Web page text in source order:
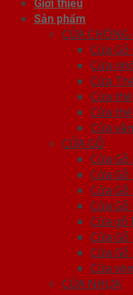
Giới thiệu
Sản phẩm
CỬA CHỐNG
Cửa
Cửa
Cửa
Cửa
Cửa
Cửa
CỬA GỖ
Cửa Gỗ
Cửa Gỗ
Cửa
Cửa
Cửa gỗ
Cửa
Cửa
Cửa
CỬA NHỰA